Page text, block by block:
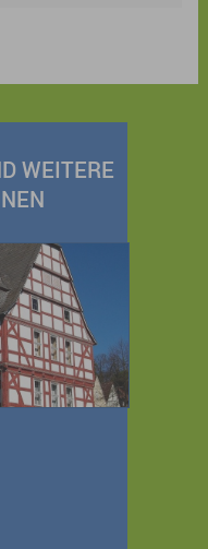
Besuch im
WEITERE